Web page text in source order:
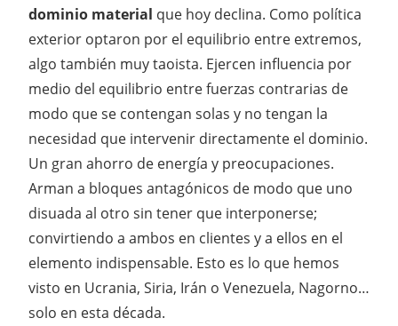
dominio material que hoy declina. Como política
exterior optaron por el equilibrio entre extremos,
algo también muy taoista. Ejercen influencia por
medio del equilibrio entre fuerzas contrarias de
modo que se contengan solas y no tengan la
necesidad que intervenir directamente el dominio.
Un gran ahorro de energía y preocupaciones.
Arman a bloques antagónicos de modo que uno
disuada al otro sin tener que interponerse;
convirtiendo a ambos en clientes y a ellos en el
elemento indispensable. Esto es lo que hemos
visto en Ucrania, Siria, Irán o Venezuela, Nagorno…
solo en esta década.